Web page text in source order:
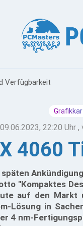
Verfügbarkeit
09.06.2023, 22:20 Uhr ,
4060
"Kompaktes
auf den
Lösung in
4 nm-